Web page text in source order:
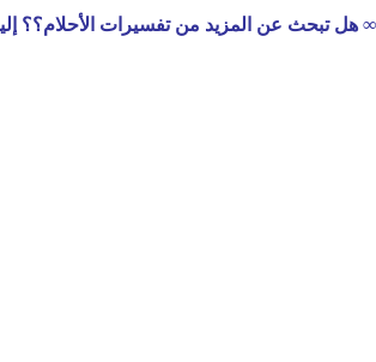
∞ هل تبحث عن المزيد من تفسيرات الأحلام؟؟